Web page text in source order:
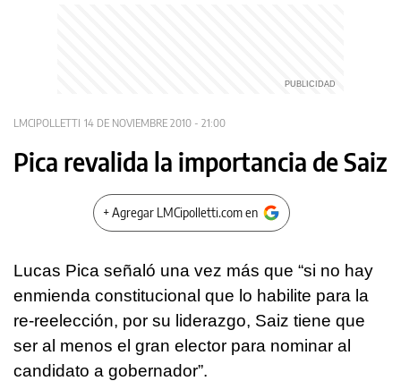
LMCIPOLLETTI 14 DE NOVIEMBRE 2010 - 21:00
Pica revalida la importancia de Saiz
+ Agregar LMCipolletti.com en
Lucas Pica señaló una vez más que “si no hay
enmienda constitucional que lo habilite para la
re-reelección, por su liderazgo, Saiz tiene que
ser al menos el gran elector para nominar al
candidato a gobernador”.